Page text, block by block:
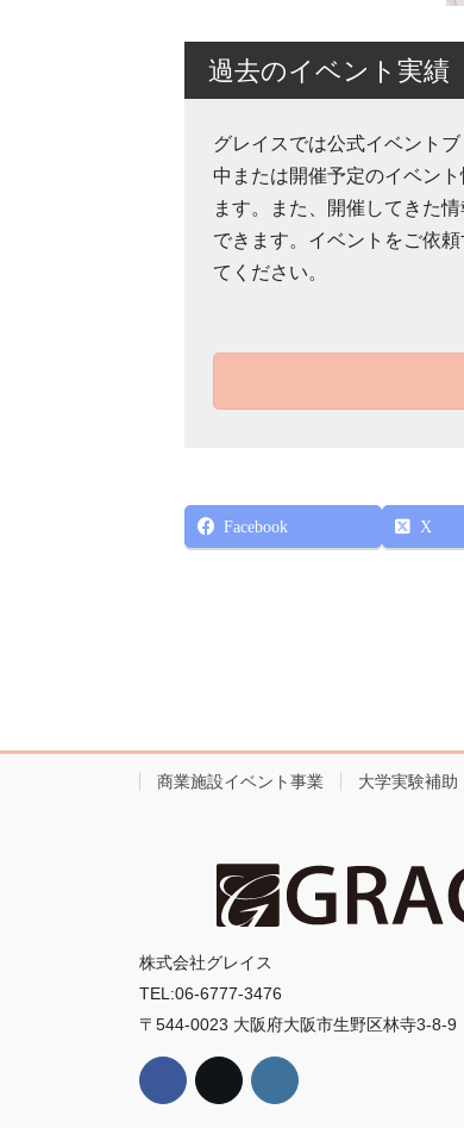
過去のイベント実績
グレイスでは公式イベント
中または開催予定のイベン
ます。また、開催してきた
できます。イベントをご依
てください。
Facebook X
商業施設イベント事業 大学実験補助
株式会社グレイス
TEL:06-6777-3476
〒544-0023 大阪府大阪市生野区林寺3-8-9